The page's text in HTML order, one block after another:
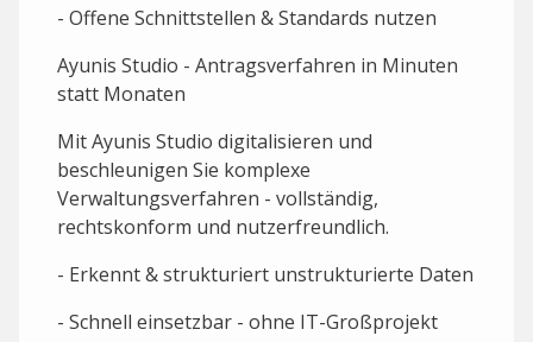
- Offene Schnittstellen & Standards nutzen
Ayunis Studio - Antragsverfahren in Minuten
statt Monaten
Mit Ayunis Studio digitalisieren und
beschleunigen Sie komplexe
Verwaltungsverfahren - vollständig,
rechtskonform und nutzerfreundlich.
- Erkennt & strukturiert unstrukturierte Daten
- Schnell einsetzbar - ohne IT-Großprojekt